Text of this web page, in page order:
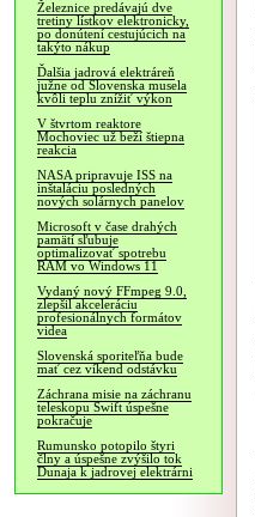
Železnice predávajú dve
tretiny lístkov elektronicky,
po donútení cestujúcich na
takýto nákup
Ďalšia jadrová elektráreň
južne od Slovenska musela
kvôli teplu znížiť výkon
V štvrtom reaktore
Mochoviec už beží štiepna
reakcia
NASA pripravuje ISS na
inštaláciu posledných
nových solárnych panelov
Microsoft v čase drahých
pamätí sľubuje
optimalizovať spotrebu
RAM vo Windows 11
Vydaný nový FFmpeg 9.0,
zlepšil akceleráciu
profesionálnych formátov
videa
Slovenská sporiteľňa bude
mať cez víkend odstávku
Záchrana misie na záchranu
teleskopu Swift úspešne
pokračuje
Rumunsko potopilo štyri
člny a úspešne zvýšilo tok
Dunaja k jadrovej elektrárni